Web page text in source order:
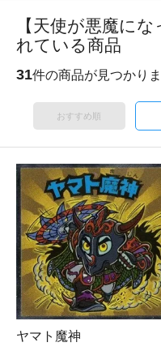
【天使が悪魔に
れている商品
31件の商品が見つかり
おすすめ順
ヤマト魔神